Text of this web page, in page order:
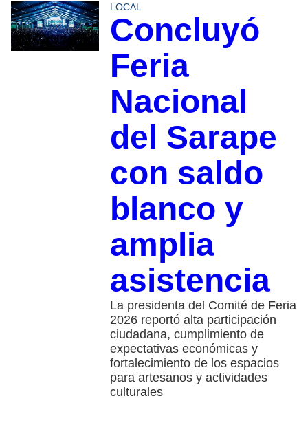
LOCAL
Concluyó
Feria
Nacional
del Sarape
con saldo
blanco y
amplia
asistencia
La presidenta del Comité de Feria
2026 reportó alta participación
ciudadana, cumplimiento de
expectativas económicas y
fortalecimiento de los espacios
para artesanos y actividades
culturales